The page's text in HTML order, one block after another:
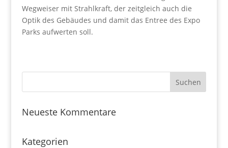
Wegweiser mit Strahlkraft, der zeitgleich auch die
Optik des Gebäudes und damit das Entree des Expo
Parks aufwerten soll.
Neueste Kommentare
Kategorien